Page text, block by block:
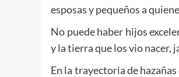
esposas y pequeños a
No puede haber hijos
y la tierra que los vio nacer,
En la trayectoria de